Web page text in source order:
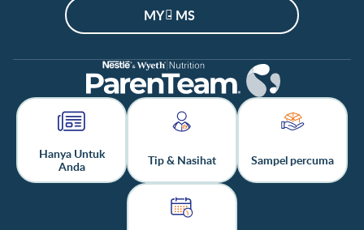
MY - MS
Hanya Untuk
Anda
Tip & Nasihat Sampel percuma